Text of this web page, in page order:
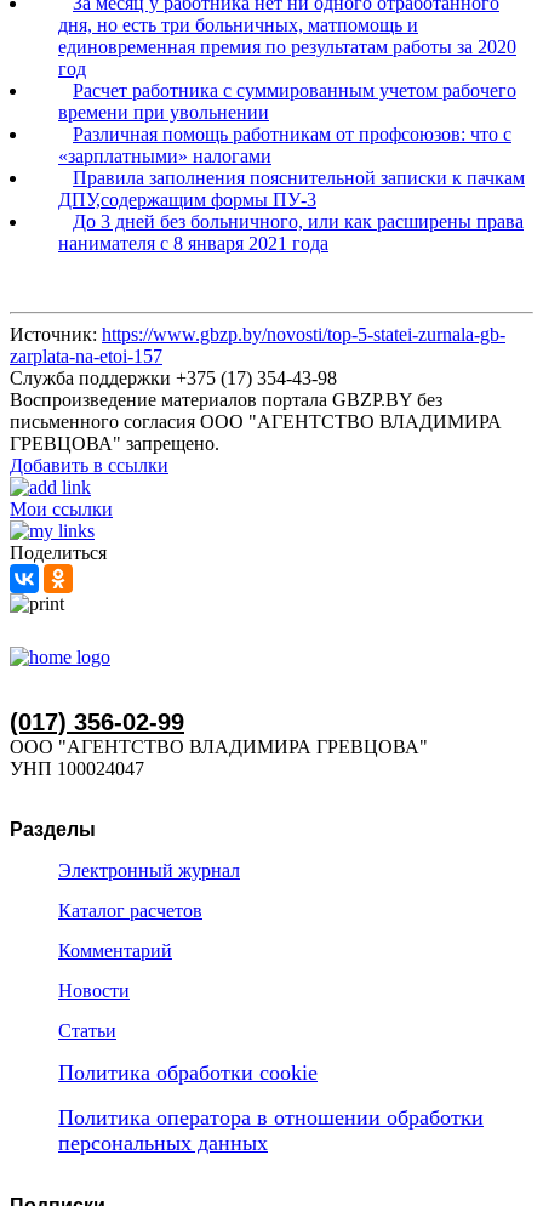
дня, но есть три больничных, матпомощь и
единовременная премия по результатам работы за 2020
год
Расчет работника с суммированным учетом рабочего
времени при увольнении
Различная помощь работникам от профсоюзов: что с
«зарплатными» налогами
Правила заполнения пояснительной записки к пачкам
ДПУ,содержащим формы ПУ-3
До 3 дней без больничного, или как расширены права
нанимателя с 8 января 2021 года
Источник: https://www.gbzp.by/novosti/top-5-statei-zurnala-gb-
zarplata-na-etoi-157
Служба поддержки +375 (17) 354-43-98
Воспроизведение материалов портала GBZP.BY без
письменного согласия OOO "АГЕНТСТВО ВЛАДИМИРА
ГРЕВЦОВА" запрещено.
Добавить в ссылки
Мои ссылки
Поделиться
(017) 356-02-99
ООО "АГЕНТСТВО ВЛАДИМИРА ГРЕВЦОВА"
УНП 100024047
Разделы
Электронный журнал
Каталог расчетов
Комментарий
Новости
Статьи
Политика обработки cookie
Политика оператора в отношении обработки
персональных данных